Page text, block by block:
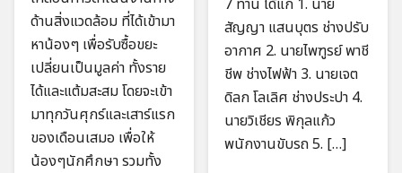
ด้านสิ่งแวดล้อม ที่ได้เข้ามา
หาน้องๆ เพื่อรับซื้อขยะ
เปลี่ยนเป็นมูลค่า ทั้งราย
ได้และแต้มสะสม โดยจะเข้า
มาทุกวันศุกร์และเสาร์แรก
ของเดือนเสมอ เพื่อให้
น้องๆนักศึกษา รวมทั้ง
7 ท่าน ได้แก่ 1. นาย
สัญญา แสนบุตร ช่างปรับ
อากาศ 2. นายไพฑูรย์ พาชี
ชีพ ช่างไฟฟ้า 3. นายเจต
ดิลก โลเลิศ ช่างประปา 4.
นายวิเชียร พิกุลแก้ว
พนักงานขับรถ 5. […]